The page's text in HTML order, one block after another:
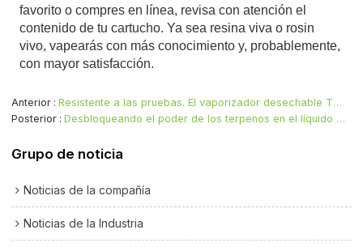
favorito o compres en línea, revisa con atención el
contenido de tu cartucho. Ya sea resina viva o rosin
vivo, vapearás con más conocimiento y, probablemente,
con mayor satisfacción.
Anterior
Resistente a las pruebas. El vaporizador desechable TWINX BOX garantiza cada calada.
Posterior
Desbloqueando el poder de los terpenos en el líquido para vapear Delta-9
Grupo de noticia
Noticias de la compañía
Noticias de la Industria